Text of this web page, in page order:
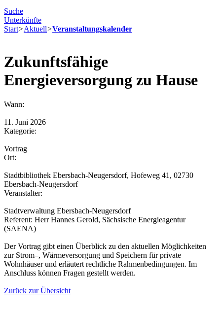
Suche
Unterkünfte
Start>Aktuell>Veranstaltungskalender
Zukunftsfähige
Energieversorgung zu Hause
Wann:
11. Juni 2026
Kategorie:
Vortrag
Ort:
Stadtbibliothek Ebersbach-Neugersdorf, Hofeweg 41, 02730
Ebersbach-Neugersdorf
Veranstalter:
Stadtverwaltung Ebersbach-Neugersdorf
Referent: Herr Hannes Gerold, Sächsische Energieagentur
(SAENA)
Der Vortrag gibt einen Überblick zu den aktuellen Möglichkeiten
zur Strom–, Wärmeversorgung und Speichern für private
Wohnhäuser und erläutert rechtliche Rahmenbedingungen. Im
Anschluss können Fragen gestellt werden.
Zurück zur Übersicht